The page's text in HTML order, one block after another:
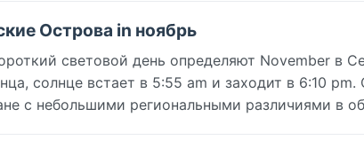
Острова in ноябрь
световой день определяют November в
солнце встает в 5:55 am и заходит в 6:10
с небольшими региональными различиями в